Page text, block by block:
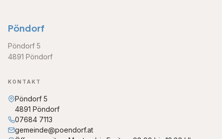
Pöndorf
Pöndorf 5
4891 Pöndorf
KONTAKT
Pöndorf 5
4891 Pöndorf
07684 7113
gemeinde@poendorf.at